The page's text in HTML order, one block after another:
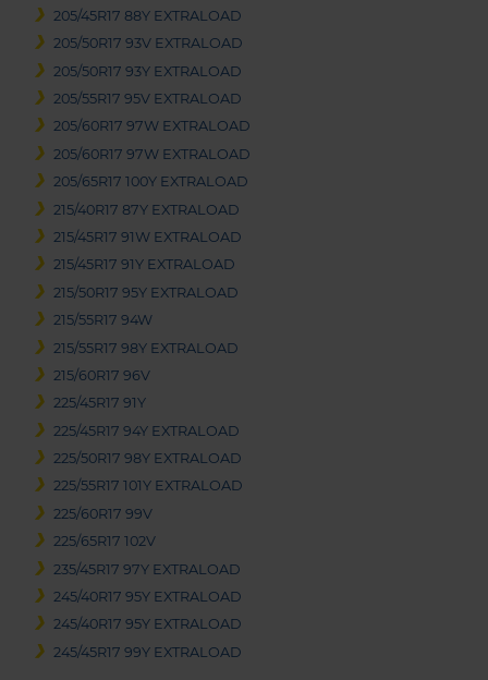
205/45R17 88Y EXTRALOAD
205/50R17 93V EXTRALOAD
205/50R17 93Y EXTRALOAD
205/55R17 95V EXTRALOAD
205/60R17 97W EXTRALOAD
205/60R17 97W EXTRALOAD
205/65R17 100Y EXTRALOAD
215/40R17 87Y EXTRALOAD
215/45R17 91W EXTRALOAD
215/45R17 91Y EXTRALOAD
215/50R17 95Y EXTRALOAD
215/55R17 94W
215/55R17 98Y EXTRALOAD
215/60R17 96V
225/45R17 91Y
225/45R17 94Y EXTRALOAD
225/50R17 98Y EXTRALOAD
225/55R17 101Y EXTRALOAD
225/60R17 99V
225/65R17 102V
235/45R17 97Y EXTRALOAD
245/40R17 95Y EXTRALOAD
245/40R17 95Y EXTRALOAD
245/45R17 99Y EXTRALOAD